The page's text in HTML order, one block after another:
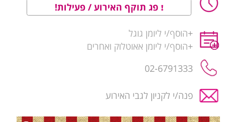
פג תוקף האירוע / פעילות!
+הוסף/י ליומן גוגל
+הוסף/י ליומן אאוטלוק ואחרים
02-6791333
פנה/י לקניון לגבי האירוע